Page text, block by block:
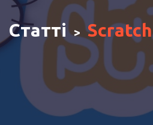
Статті > Scratch